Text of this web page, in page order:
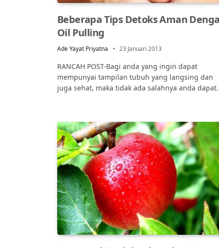
Beberapa Tips Detoks Aman
Oil Pulling
Ade Yayat Priyatna 23 Januari 2013
RANCAH POST-Bagi anda yang ingin dapat
mempunyai tampilan tubuh yang langsing dan
juga sehat, maka tidak ada salahnya anda